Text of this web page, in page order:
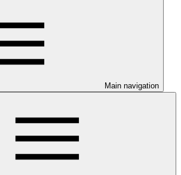
Main navigation